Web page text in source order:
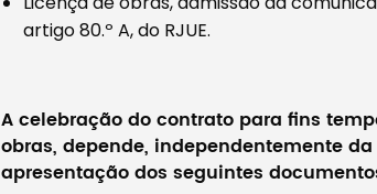
artigo 80.º A, do RJUE.
A celebração do contrato para fins
obras, depende, independentemente
apresentação dos seguintes